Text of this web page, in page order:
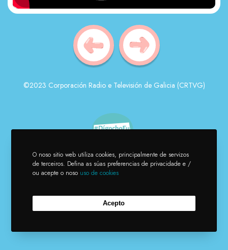
©2023 Corporación Radio e Televisión de Galicia (CRTVG)
O noso sitio web utiliza cookies, principalmente de servizos
de terceiros. Defina as súas preferencias de privacidade e /
ou acepte o noso uso de cookies
Acepto